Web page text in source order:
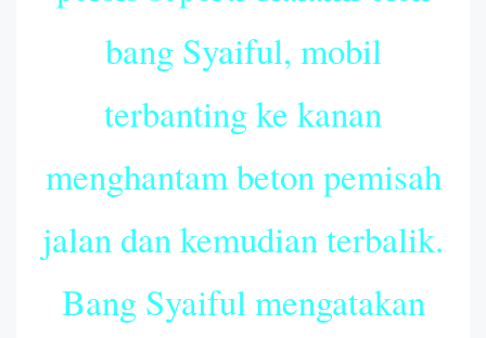
bang Syaiful, mobil
terbanting ke kanan
menghantam beton pemisah
jalan dan kemudian terbalik.
Bang Syaiful mengatakan